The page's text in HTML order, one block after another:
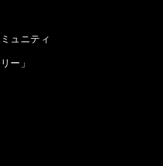
ュニティ
ー」